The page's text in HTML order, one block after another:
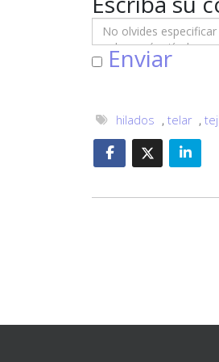
Enviar
hilados , telar ,